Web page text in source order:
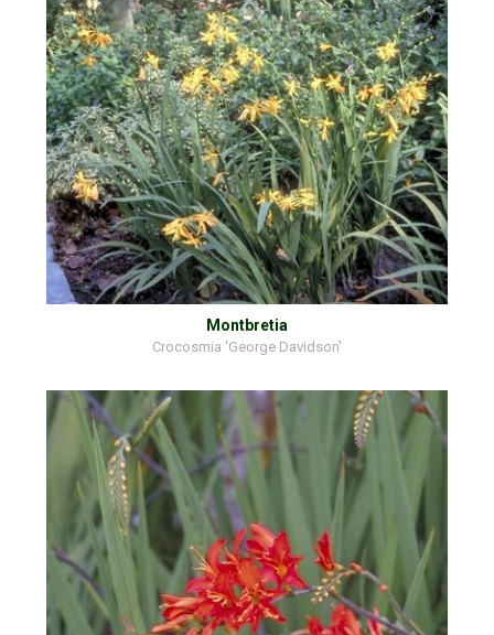
Montbretia
Crocosmia 'George Davidson'